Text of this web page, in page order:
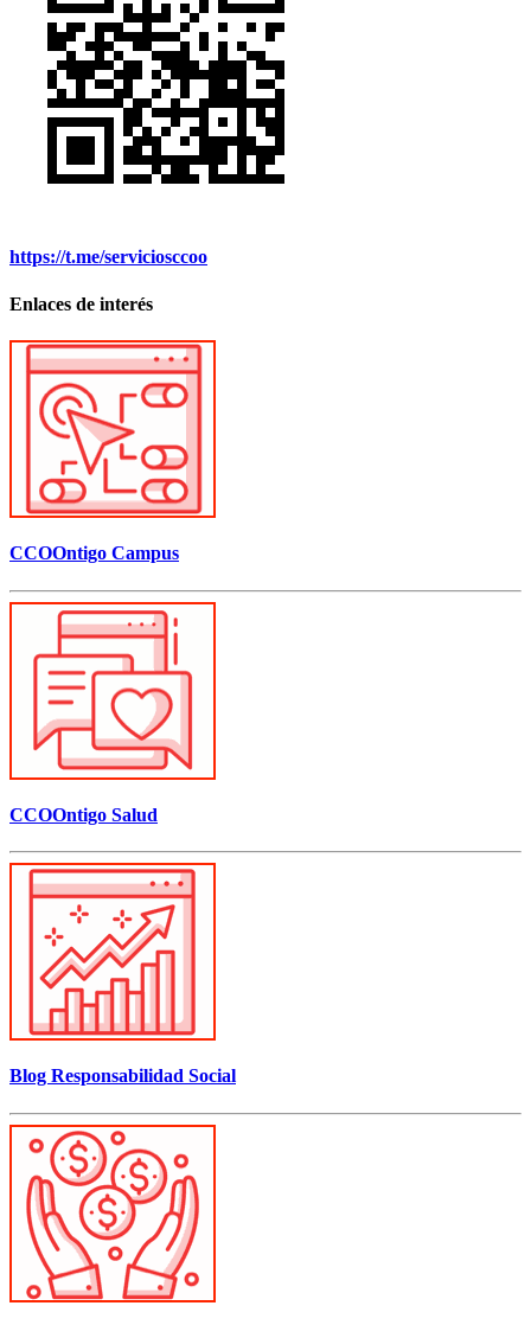
https://t.me/serviciosccoo
Enlaces de interés
CCOOntigo Campus
CCOOntigo Salud
Blog Responsabilidad Social